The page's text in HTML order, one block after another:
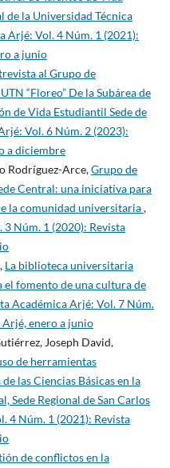
de la Universidad Técnica
Arjé: Vol. 4 Núm. 1 (2021):
a junio
al Grupo de
“Floreo” De la Subárea de
de Vida Estudiantil Sede de
Vol. 6 Núm. 2 (2023):
a diciembre
Rodríguez-Arce,Grupo de
Central: una iniciativa para
la comunidad universitaria,
Núm. 1 (2020): Revista
La biblioteca universitaria
el fomento de una cultura de
Académica Arjé: Vol. 7 Núm.
Arjé, enero a junio
Joseph David,
de herramientas
las Ciencias Básicas en la
Sede Regional de San Carlos
4 Núm. 1 (2021): Revista
de conflictos en la